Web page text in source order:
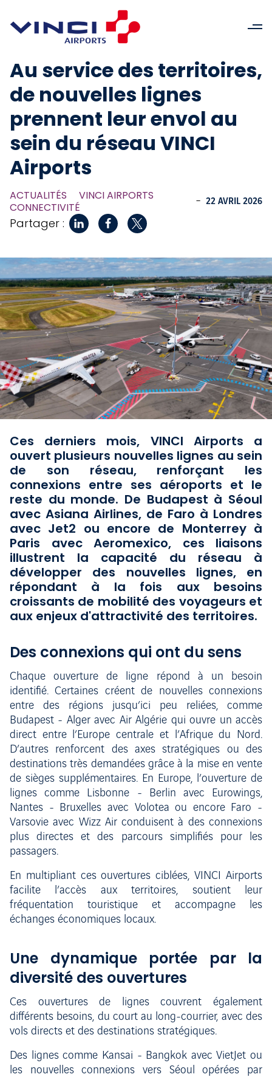
Au service des territoires,
de nouvelles lignes
prennent leur envol au
sein du réseau VINCI
Airports
ACTUALITÉS
VINCI AIRPORTS
CONNECTIVITÉ
- 22 AVRIL 2026
Partager :
Ces derniers mois, VINCI Airports a
ouvert plusieurs nouvelles lignes au sein
de son réseau, renforçant les
connexions entre ses aéroports et le
reste du monde. De Budapest à Séoul
avec Asiana Airlines, de Faro à Londres
avec Jet2 ou encore de Monterrey à
Paris avec Aeromexico, ces liaisons
illustrent la capacité du réseau à
développer des nouvelles lignes, en
répondant à la fois aux besoins
croissants de mobilité des voyageurs et
aux enjeux d'attractivité des territoires.
Des connexions qui ont du sens
Chaque ouverture de ligne répond à un besoin
identifié. Certaines créent de nouvelles connexions
entre des régions jusqu’ici peu reliées, comme
Budapest - Alger avec Air Algérie qui ouvre un accès
direct entre l’Europe centrale et l’Afrique du Nord.
D’autres renforcent des axes stratégiques ou des
destinations très demandées grâce à la mise en vente
de sièges supplémentaires. En Europe, l’ouverture de
lignes comme Lisbonne - Berlin avec Eurowings,
Nantes - Bruxelles avec Volotea ou encore Faro -
Varsovie avec Wizz Air conduisent à des connexions
plus directes et des parcours simplifiés pour les
passagers.
En multipliant ces ouvertures ciblées, VINCI Airports
facilite l’accès aux territoires, soutient leur
fréquentation touristique et accompagne les
échanges économiques locaux.
Une dynamique portée par la
diversité des ouvertures
Ces ouvertures de lignes couvrent également
différents besoins, du court au long-courrier, avec des
vols directs et des destinations stratégiques.
Des lignes comme Kansai - Bangkok avec VietJet ou
les nouvelles connexions vers Séoul opérées par